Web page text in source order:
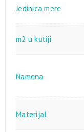
Jedinica mere
m2 u kutiji
Namena
Materijal